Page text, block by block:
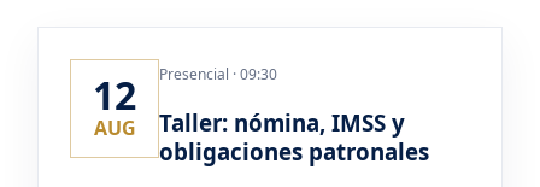
12
AUG
Presencial · 09:30
Taller: nómina, IMSS y
obligaciones patronales